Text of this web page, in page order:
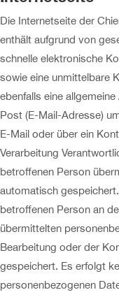
Die Internetseite der
enthält aufgrund von
schnelle elektronische
sowie eine unmittelbare
ebenfalls eine
Post (E-Mail-Adresse)
E-Mail oder über ein
Verarbeitung
betroffenen Person
automatisch
betroffenen Person an
übermittelten
Bearbeitung oder der
gespeichert. Es erfolgt
personenbezogenen